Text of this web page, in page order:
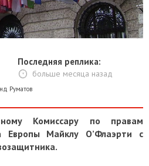
Последняя реплика:
больше месяца назад
Руматов
Комиссару по правам
Европы Майклу О’Флаэрти с